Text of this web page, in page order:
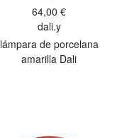
64,00 €
dali.y
lámpara de porcelana
amarilla Dali